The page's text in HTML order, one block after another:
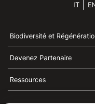
IT
Biodiversité et
Devenez Partenaire
Ressources